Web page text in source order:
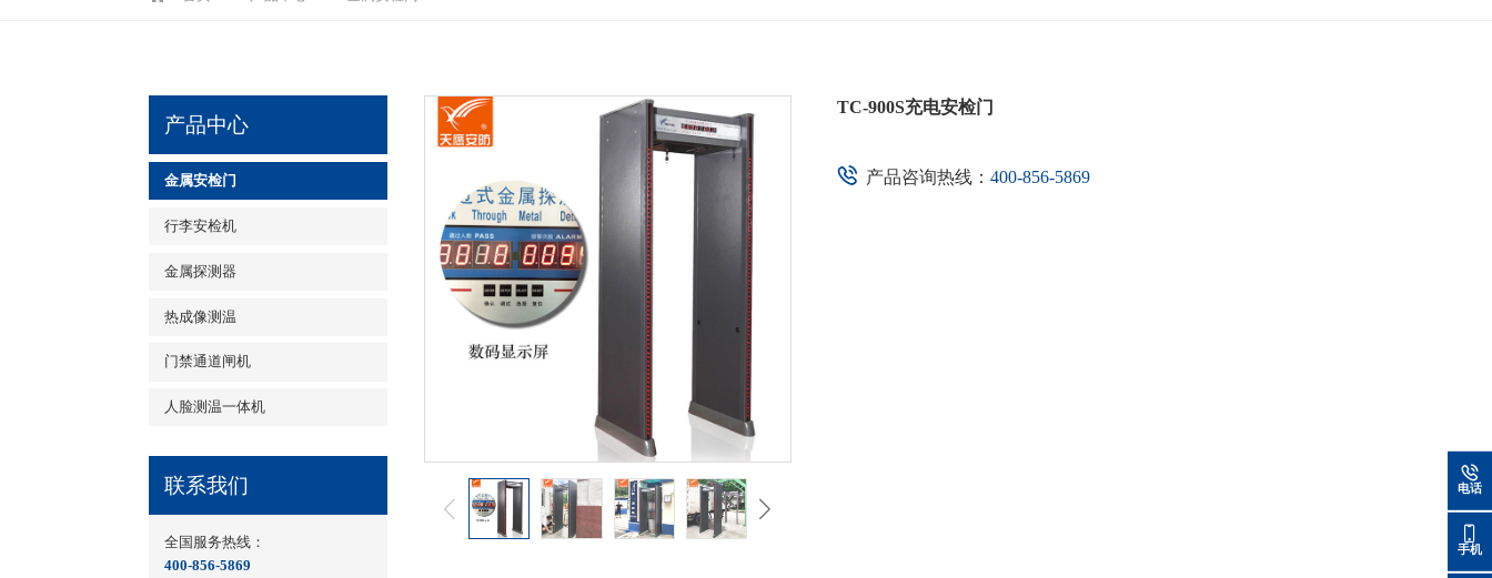
TC-900S充电安检门
产品咨询热线： 400-856-5869
产品中心
金属安检门
行李安检机
金属探测器
热成像测温
门禁通道闸机
人脸测温一体机
联系我们
全国服务热线：
400-856-5869
电话
手机